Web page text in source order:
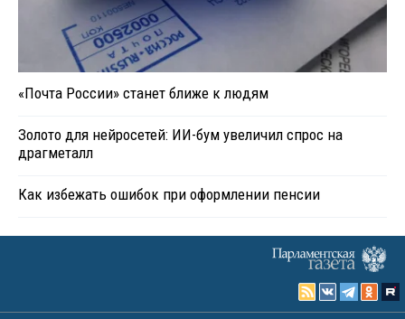
«Почта России» станет ближе к людям
Золото для нейросетей: ИИ-бум увеличил спрос на
драгметалл
Как избежать ошибок при оформлении пенсии